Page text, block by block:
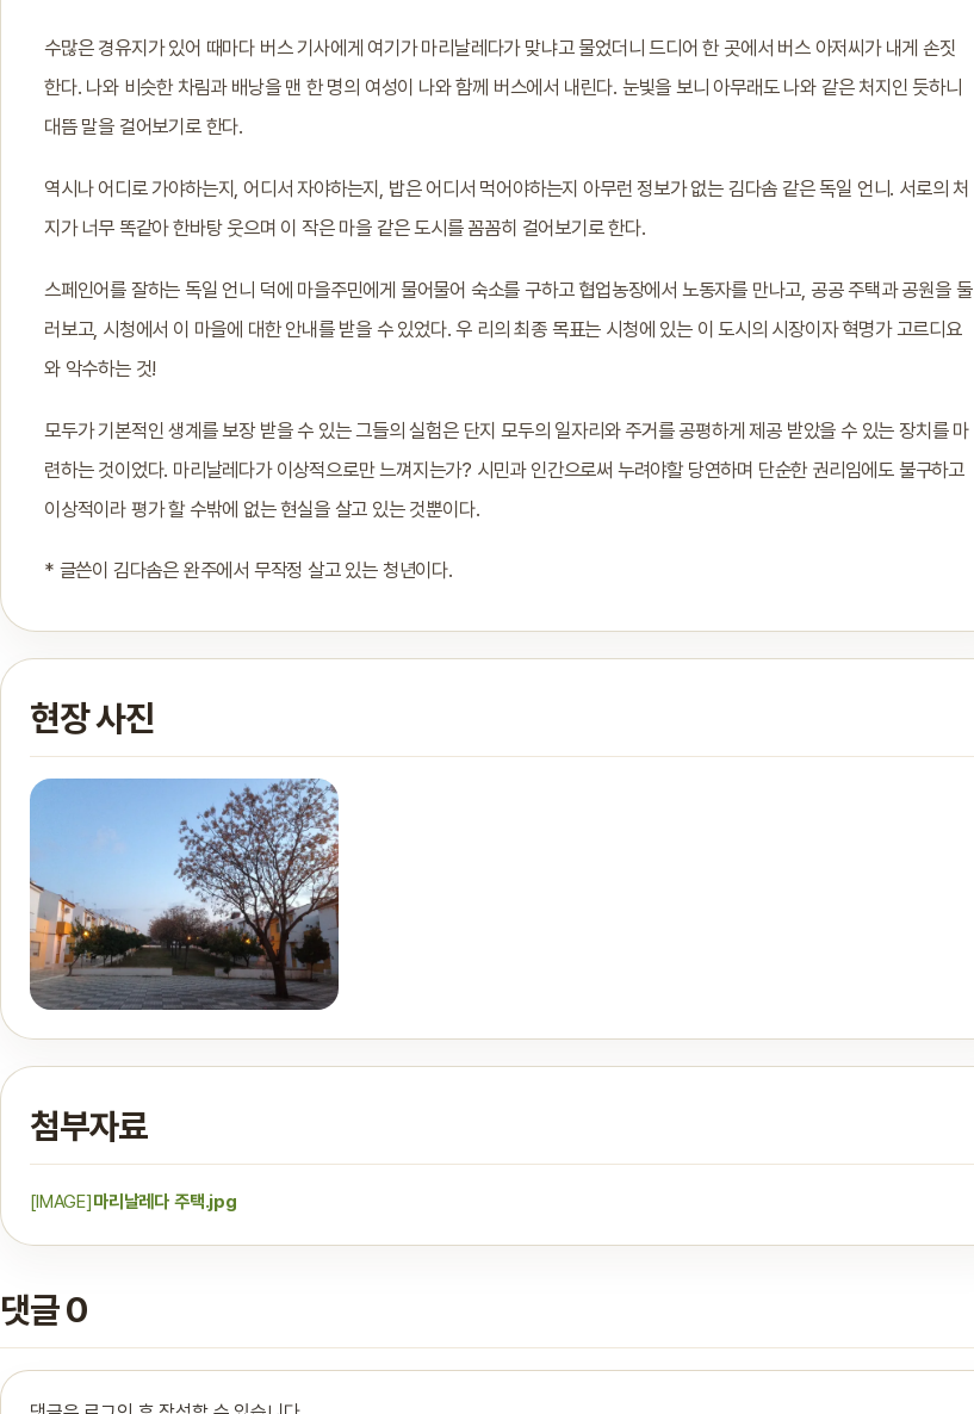
수많은 경유지가 있어 때마다 버스 기사에게 여기가 마리날레다가 맞냐고 물었더니 드디어 한 곳에서 버스 아저씨가 내게 손짓
한다. 나와 비슷한 차림과 배낭을 맨 한 명의 여성이 나와 함께 버스에서 내린다. 눈빛을 보니 아무래도 나와 같은 처지인 듯하니
대뜸 말을 걸어보기로 한다.
역시나 어디로 가야하는지, 어디서 자야하는지, 밥은 어디서 먹어야하는지 아무런 정보가 없는 김다솜 같은 독일 언니. 서로의 처
지가 너무 똑같아 한바탕 웃으며 이 작은 마을 같은 도시를 꼼꼼히 걸어보기로 한다.
스페인어를 잘하는 독일 언니 덕에 마을주민에게 물어물어 숙소를 구하고 협업농장에서 노동자를 만나고, 공공 주택과 공원을 둘
러보고, 시청에서 이 마을에 대한 안내를 받을 수 있었다. 우 리의 최종 목표는 시청에 있는 이 도시의 시장이자 혁명가 고르디요
와 악수하는 것!
모두가 기본적인 생계를 보장 받을 수 있는 그들의 실험은 단지 모두의 일자리와 주거를 공평하게 제공 받았을 수 있는 장치를 마
련하는 것이었다. 마리날레다가 이상적으로만 느껴지는가? 시민과 인간으로써 누려야할 당연하며 단순한 권리임에도 불구하고
이상적이라 평가 할 수밖에 없는 현실을 살고 있는 것뿐이다.
* 글쓴이 김다솜은 완주에서 무작정 살고 있는 청년이다.
현장 사진
첨부자료
[IMAGE] 마리날레다 주택.jpg
댓글 0